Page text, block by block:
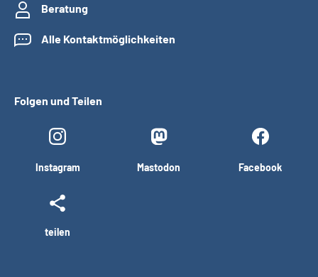
Beratung
Alle Kontaktmöglichkeiten
Folgen und Teilen
Instagram Mastodon Facebook
teilen